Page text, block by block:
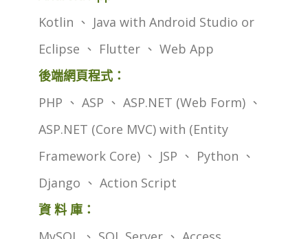
Kotlin 、 Java with Android Studio or
Eclipse 、 Flutter 、 Web App
後端網頁程式：
PHP 、 ASP 、 ASP.NET (Web Form) 、
ASP.NET (Core MVC) with (Entity
Framework Core) 、 JSP 、 Python 、
Django 、 Action Script
資 料 庫：